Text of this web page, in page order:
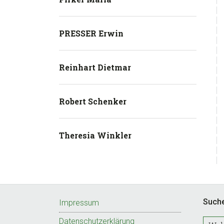
PRESSER Erwin
Reinhart Dietmar
Robert Schenker
Theresia Winkler
Impressum
Datenschutzerklärung
W